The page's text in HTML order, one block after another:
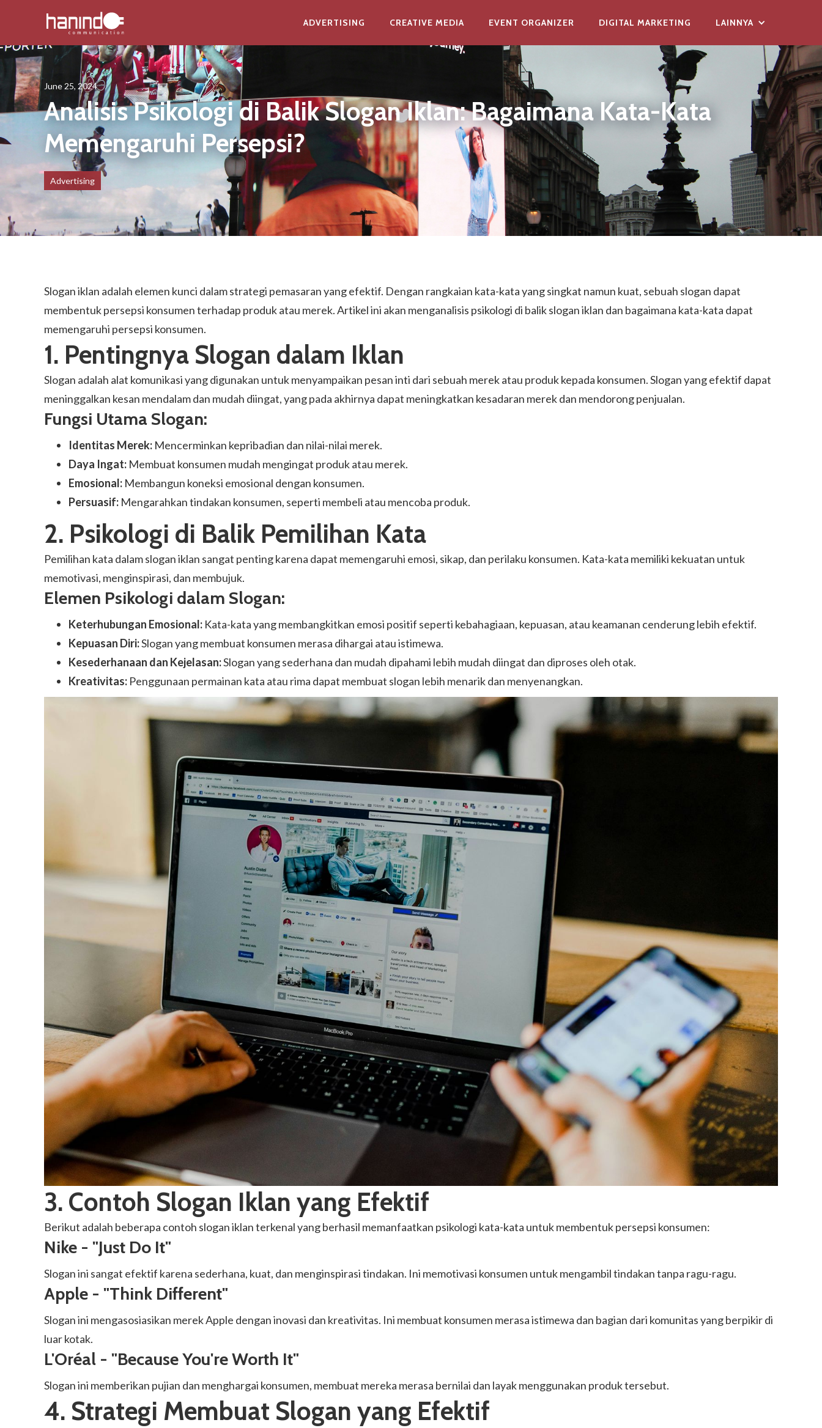
ADVERTISING CREATIVE MEDIA EVENT ORGANIZER DIGITAL MARKETING LAINNYA
June 25, 2024
Analisis Psikologi di Balik Slogan Iklan: Bagaimana Kata-Kata
Memengaruhi Persepsi?
Advertising
Slogan iklan adalah elemen kunci dalam strategi pemasaran yang efektif. Dengan rangkaian kata-kata yang singkat namun kuat, sebuah slogan dapat
membentuk persepsi konsumen terhadap produk atau merek. Artikel ini akan menganalisis psikologi di balik slogan iklan dan bagaimana kata-kata dapat
memengaruhi persepsi konsumen.
1. Pentingnya Slogan dalam Iklan
Slogan adalah alat komunikasi yang digunakan untuk menyampaikan pesan inti dari sebuah merek atau produk kepada konsumen. Slogan yang efektif dapat
meninggalkan kesan mendalam dan mudah diingat, yang pada akhirnya dapat meningkatkan kesadaran merek dan mendorong penjualan.
Fungsi Utama Slogan:
Identitas Merek: Mencerminkan kepribadian dan nilai-nilai merek.
Daya Ingat: Membuat konsumen mudah mengingat produk atau merek.
Emosional: Membangun koneksi emosional dengan konsumen.
Persuasif: Mengarahkan tindakan konsumen, seperti membeli atau mencoba produk.
2. Psikologi di Balik Pemilihan Kata
Pemilihan kata dalam slogan iklan sangat penting karena dapat memengaruhi emosi, sikap, dan perilaku konsumen. Kata-kata memiliki kekuatan untuk
memotivasi, menginspirasi, dan membujuk.
Elemen Psikologi dalam Slogan:
Keterhubungan Emosional: Kata-kata yang membangkitkan emosi positif seperti kebahagiaan, kepuasan, atau keamanan cenderung lebih efektif.
Kepuasan Diri:Slogan yang membuat konsumen merasa dihargai atau istimewa.
Kesederhanaan dan Kejelasan:Slogan yang sederhana dan mudah dipahami lebih mudah diingat dan diproses oleh otak.
Kreativitas: Penggunaan permainan kata atau rima dapat membuat slogan lebih menarik dan menyenangkan.
3. Contoh Slogan Iklan yang Efektif
Berikut adalah beberapa contoh slogan iklan terkenal yang berhasil memanfaatkan psikologi kata-kata untuk membentuk persepsi konsumen:
Nike - "Just Do It"
Slogan ini sangat efektif karena sederhana, kuat, dan menginspirasi tindakan. Ini memotivasi konsumen untuk mengambil tindakan tanpa ragu-ragu.
Apple - "Think Different"
Slogan ini mengasosiasikan merek Apple dengan inovasi dan kreativitas. Ini membuat konsumen merasa istimewa dan bagian dari komunitas yang berpikir di
luar kotak.
L'Oréal - "Because You're Worth It"
Slogan ini memberikan pujian dan menghargai konsumen, membuat mereka merasa bernilai dan layak menggunakan produk tersebut.
4. Strategi Membuat Slogan yang Efektif